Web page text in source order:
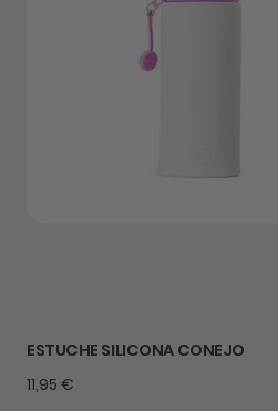
ESTUCHE SILICONA CONEJO
Precio
11,95 €